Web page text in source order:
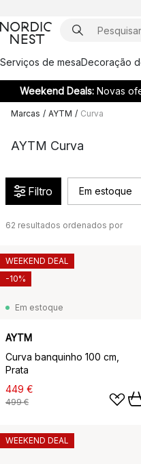
Serviços de mesaDecoração
Weekend Deals: Novas
Marcas / AYTM / Curva
AYTM Curva
Filtro Em estoque
62 resultados ordenados por
Em estoque
AYTM
Curva banquinho 100 cm,
Prata
449 €
499 €
WEEKEND DEAL
-10%
WEEKEND DEAL